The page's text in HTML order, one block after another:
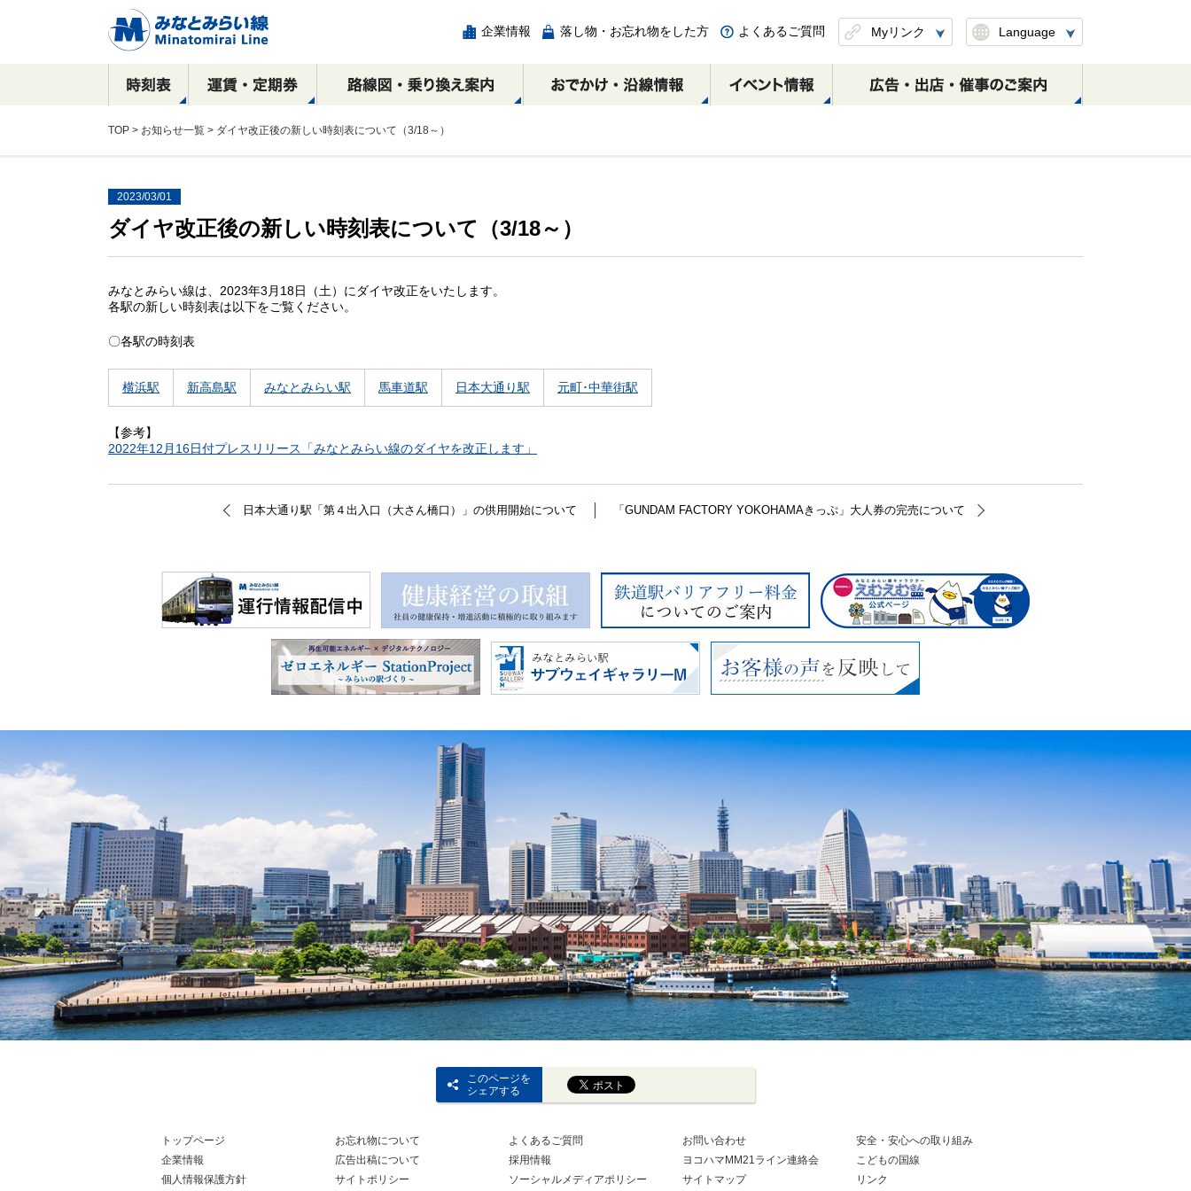
企業情報 落し物・お忘れ物をした方 よくあるご質問 Myリンク
このページを保存
Language
横浜駅
新高島駅
元町・中華街方面
みなとみらい駅
元町・中華街方面
運賃 乗車券の種類 ICカード
(区間変更・払戻し)
全路線マップ
停車駅・所要時間の
ご案内
相互直通路線図
目的別で探す！
観光スポット案内
沿線周辺おすすめ
コース
エリア別周辺スポット
駅看板など
駅サインボード
デジタルサイネージ
駅構内における
催事物販のご案内
各駅の乗降人員と
広告・出店・催事スペ
TOP > お知らせ一覧 > ダイヤ改正後の新しい時刻表について（3/18～）
2023/03/01
ダイヤ改正後の新しい時刻表について（3/18～）
みなとみらい線は、2023年3月18日（土）にダイヤ改正をいたします。
各駅の新しい時刻表は以下をご覧ください。
〇各駅の時刻表
横浜駅 新高島駅 みなとみらい駅 馬車道駅 日本大通り駅 元町･中華街駅
【参考】
2022年12月16日付プレスリリース「みなとみらい線のダイヤを改正します」
日本大通り駅「第４出入口（大さん橋口）」の供用開始について 「GUNDAM FACTORY YOKOHAMAきっぷ」大人券の完売について
このページを
シェアする
トップページ お忘れ物について よくあるご質問 お問い合わせ
安全・安心への取り組み
企業情報
広告出稿について 採用情報 ヨコハマMM21ライン連絡会
こどもの国線
個人情報保護方針
サイトポリシー ソーシャルメディアポリシー サイトマップ リンク